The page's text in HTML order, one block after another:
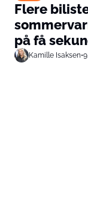
Flere
på få
Kamille Isaksen•